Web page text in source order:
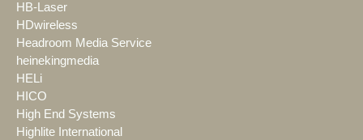
HB-Laser
HDwireless
Headroom Media Service
heinekingmedia
HELi
HICO
High End Systems
Highlite International